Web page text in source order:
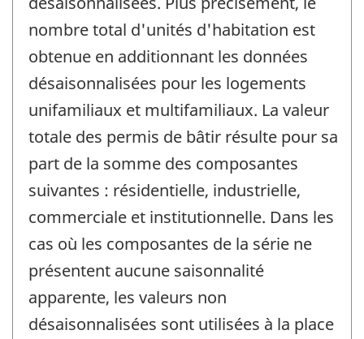
nombre total d'unités d'habitation est
obtenue en additionnant les données
désaisonnalisées pour les logements
unifamiliaux et multifamiliaux. La valeur
totale des permis de bâtir résulte pour sa
part de la somme des composantes
suivantes : résidentielle, industrielle,
commerciale et institutionnelle. Dans les
cas où les composantes de la série ne
présentent aucune saisonnalité
apparente, les valeurs non
désaisonnalisées sont utilisées à la place